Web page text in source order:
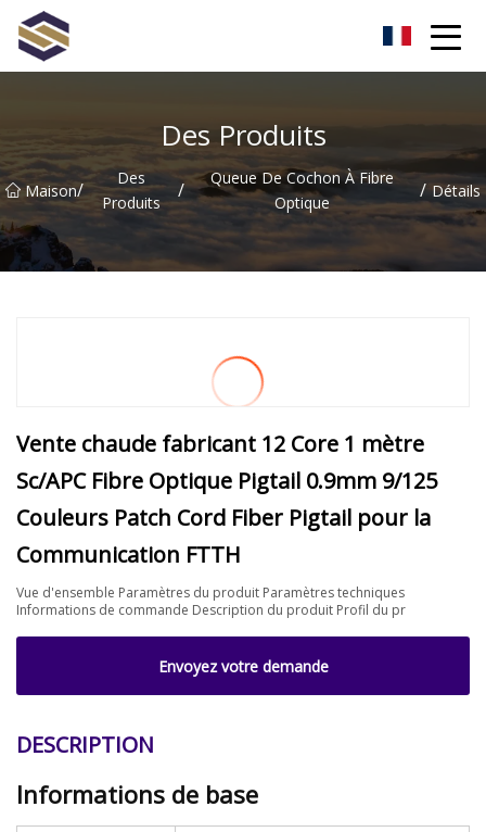
Des Produits
Maison/
Des
Produits
/
Queue De Cochon À Fibre
Optique
/ Détails
Vente chaude fabricant 12 Core 1 mètre
Sc/APC Fibre Optique Pigtail 0.9mm 9/125
Couleurs Patch Cord Fiber Pigtail pour la
Communication FTTH
Vue d'ensemble Paramètres du produit Paramètres techniques
Informations de commande Description du produit Profil du pr
Envoyez votre demande
DESCRIPTION
Informations de base